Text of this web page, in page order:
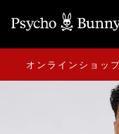
オンラインショッ